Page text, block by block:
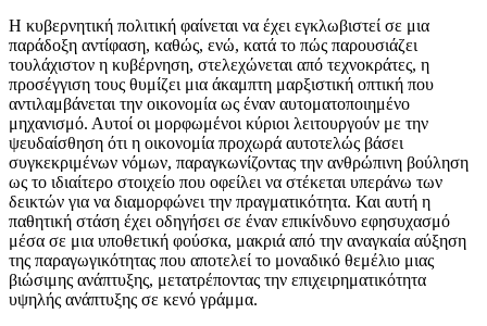
Η κυβερνητική πολιτική φαίνεται να έχει εγκλωβιστεί σε μια
παράδοξη αντίφαση, καθώς, ενώ, κατά το πώς παρουσιάζει
τουλάχιστον η κυβέρνηση, στελεχώνεται από τεχνοκράτες, η
προσέγγιση τους θυμίζει μια άκαμπτη μαρξιστική οπτική που
αντιλαμβάνεται την οικονομία ως έναν αυτοματοποιημένο
μηχανισμό. Αυτοί οι μορφωμένοι κύριοι λειτουργούν με την
ψευδαίσθηση ότι η οικονομία προχωρά αυτοτελώς βάσει
συγκεκριμένων νόμων, παραγκωνίζοντας την ανθρώπινη βούληση
ως το ιδιαίτερο στοιχείο που οφείλει να στέκεται υπεράνω των
δεικτών για να διαμορφώνει την πραγματικότητα. Και αυτή η
παθητική στάση έχει οδηγήσει σε έναν επικίνδυνο εφησυχασμό
μέσα σε μια υποθετική φούσκα, μακριά από την αναγκαία αύξηση
της παραγωγικότητας που αποτελεί το μοναδικό θεμέλιο μιας
βιώσιμης ανάπτυξης, μετατρέποντας την επιχειρηματικότητα
υψηλής ανάπτυξης σε κενό γράμμα.